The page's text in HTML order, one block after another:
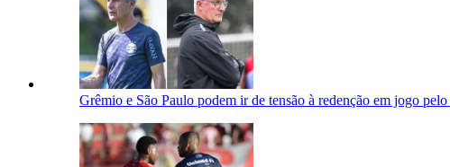
Grêmio e São Paulo podem ir de tensão à redenção em jogo